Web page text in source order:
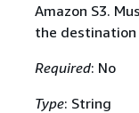
Amazon S3.
the destination
Required: No
Type: String